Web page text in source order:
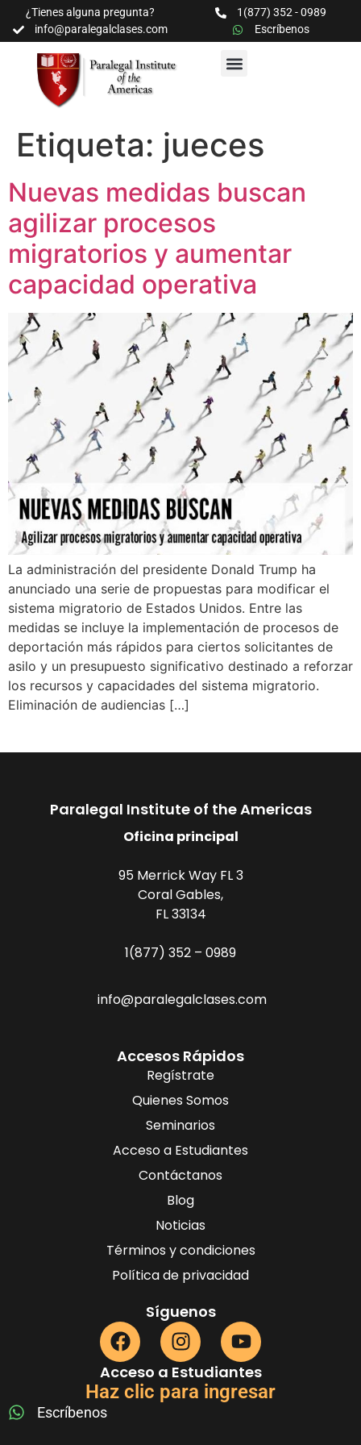
¿Tienes alguna pregunta?
1(877) 352 - 0989
info@paralegalclases.com
Escríbenos
Etiqueta: jueces
Nuevas medidas buscan
agilizar procesos
migratorios y aumentar
capacidad operativa
La administración del presidente Donald Trump ha
anunciado una serie de propuestas para modificar el
sistema migratorio de Estados Unidos. Entre las
medidas se incluye la implementación de procesos de
deportación más rápidos para ciertos solicitantes de
asilo y un presupuesto significativo destinado a reforzar
los recursos y capacidades del sistema migratorio.
Eliminación de audiencias […]
Paralegal Institute of the Americas
Oficina principal
95 Merrick Way FL 3
Coral Gables,
FL 33134
1(877) 352 – 0989
info@paralegalclases.com
Accesos Rápidos
Regístrate
Quienes Somos
Seminarios
Acceso a Estudiantes
Contáctanos
Blog
Noticias
Términos y condiciones
Política de privacidad
Síguenos
Acceso a Estudiantes
Haz clic para ingresar
Escríbenos